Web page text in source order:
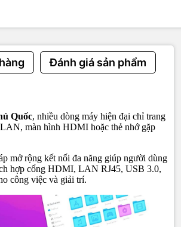
Đánh giá sản phẩm
Quốc, nhiều dòng máy hiện đại chỉ trang
màn hình HDMI hoặc thẻ nhớ gặp
mở rộng kết nối đa năng giúp người dùng
hợp cổng HDMI, LAN RJ45, USB 3.0,
công việc và giải trí.